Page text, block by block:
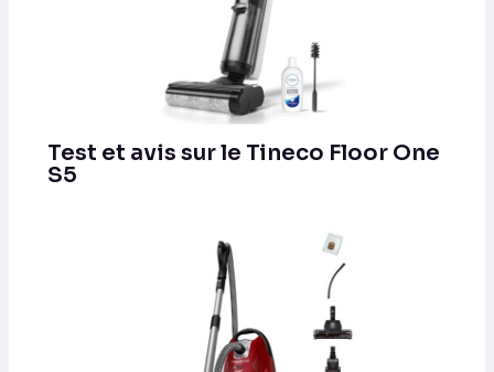
Test et avis sur le Tineco Floor One
S5